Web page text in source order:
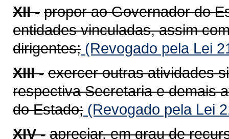
XII - propor ao Governador do
entidades vinculadas, assim
dirigentes; (Revogado pela Lei
XIII - exercer outras atividades
respectiva Secretaria e demais
do Estado; (Revogado pela Lei
XIV - apreciar, em grau de